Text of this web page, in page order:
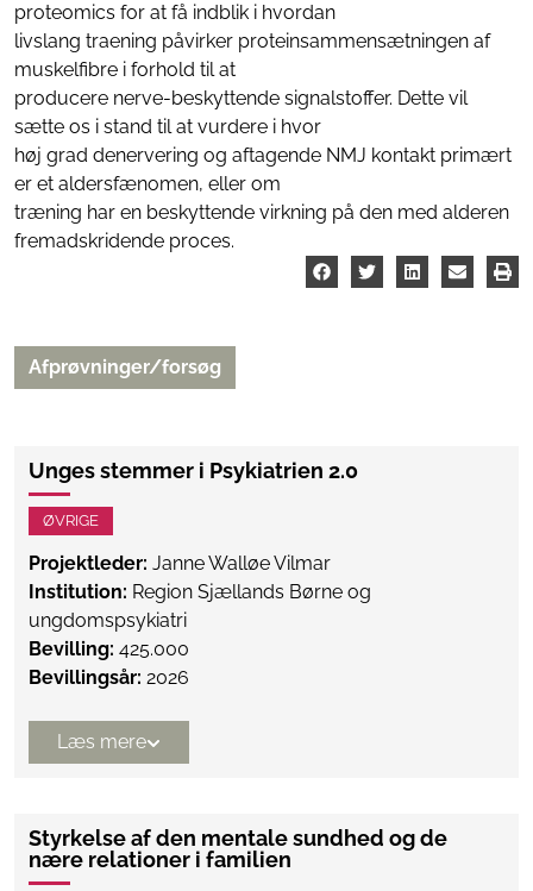
proteomics for at få indblik i hvordan
livslang traening påvirker proteinsammensætningen af
muskelfibre i forhold til at
producere nerve-beskyttende signalstoffer. Dette vil
sætte os i stand til at vurdere i hvor
høj grad denervering og aftagende NMJ kontakt primært
er et aldersfænomen, eller om
træning har en beskyttende virkning på den med alderen
fremadskridende proces.
Afprøvninger/forsøg
Unges stemmer i Psykiatrien 2.0
ØVRIGE
Projektleder: Janne Walløe Vilmar
Institution: Region Sjællands Børne og
ungdomspsykiatri
Bevilling: 425.000
Bevillingsår: 2026
Læs mere
Styrkelse af den mentale sundhed og de
nære relationer i familien